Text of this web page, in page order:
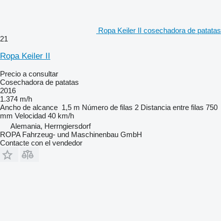
Ropa Keiler II cosechadora de patatas
21
Ropa Keiler II
Precio a consultar
Cosechadora de patatas
2016
1.374 m/h
Ancho de alcance 1,5 m Número de filas 2 Distancia entre filas 750
mm Velocidad 40 km/h
Alemania, Herrngiersdorf
ROPA Fahrzeug- und Maschinenbau GmbH
Contacte con el vendedor